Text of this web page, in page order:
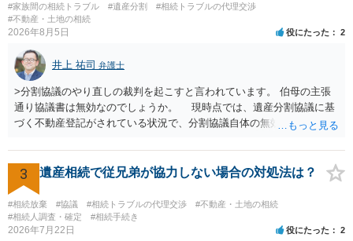
があり出席できない）との記載で十分です。 質問３について 弁護士で
はないので、ｍｉｎｔｓでの提出の必要は無いと思います。郵送（期
限までに届けばよい）で十分です。 詳細は、書面記載の裁判所書記官
にお問い合わせください。 以上、ご参考まで。
#家族間の相続トラブル #遺産分割
#相続トラブルの代理交渉
#不動産・土地の相続
2026年8月5日 役にたった 2
井上 祐司 弁護士
>分割協議のやり直しの裁判を起こすと言われています。 伯母の主張
通り協議書は無効なのでしょうか。 現時点では、遺産分割協議に基
づく不動産登記がされている状況で、分割協議自体の無効を裁判所が
方の訴訟の主張及び立証次第ですが、 ・御祖母様の認知能力に関する
医師の意見書、筆跡鑑定 が提出されればその効力が否定される可能性
はありますが、 ・伯母様自身が分割協議に加わっていること ・御祖母
様の意に反する遺産分割協議を行う実益が誰にあったかの立証が困難
であること からすると、実際に遺産分割協議の効力が否定される可能
性はそれほど高くない（立証のハードルは非常に高い）ということが
3 遺産相続で従兄弟が協力しない場合の対処法は？
#相続放棄 #協議 #相続トラブルの代理交渉
#不動産・土地の相続
#相続人調査・確定
#相続手続き
2026年7月22日 役にたった 2